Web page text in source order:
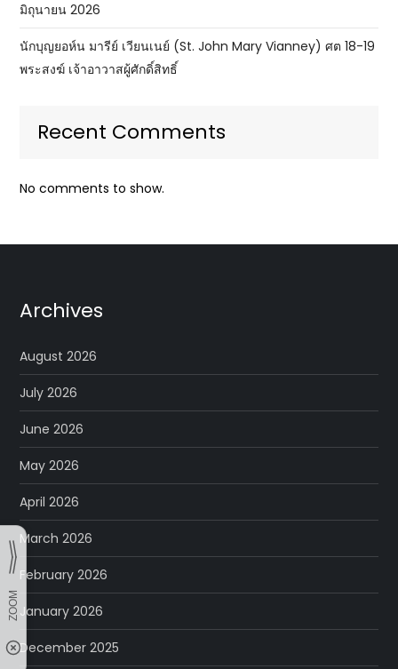
มิถุนายน 2026
นักบุญยอห์น มารีย์ เวียนเนย์ (St. John Mary Vianney) ศต 18-19
พระสงฆ์ เจ้าอาวาสผู้ศักดิ์สิทธิ์
Recent Comments
No comments to show.
Archives
August 2026
July 2026
June 2026
May 2026
April 2026
March 2026
February 2026
January 2026
December 2025